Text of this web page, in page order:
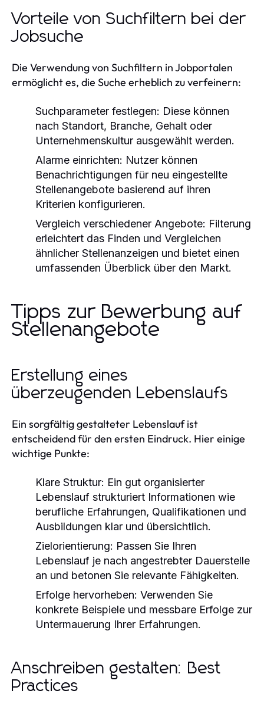
Vorteile von Suchfiltern bei der
Jobsuche
Die Verwendung von Suchfiltern in Jobportalen
ermöglicht es, die Suche erheblich zu verfeinern:
Suchparameter festlegen: Diese können
nach Standort, Branche, Gehalt oder
Unternehmenskultur ausgewählt werden.
Alarme einrichten: Nutzer können
Benachrichtigungen für neu eingestellte
Stellenangebote basierend auf ihren
Kriterien konfigurieren.
Vergleich verschiedener Angebote: Filterung
erleichtert das Finden und Vergleichen
ähnlicher Stellenanzeigen und bietet einen
umfassenden Überblick über den Markt.
Tipps zur Bewerbung auf
Stellenangebote
Erstellung eines
überzeugenden Lebenslaufs
Ein sorgfältig gestalteter Lebenslauf ist
entscheidend für den ersten Eindruck. Hier einige
wichtige Punkte:
Klare Struktur: Ein gut organisierter
Lebenslauf strukturiert Informationen wie
berufliche Erfahrungen, Qualifikationen und
Ausbildungen klar und übersichtlich.
Zielorientierung: Passen Sie Ihren
Lebenslauf je nach angestrebter Dauerstelle
an und betonen Sie relevante Fähigkeiten.
Erfolge hervorheben: Verwenden Sie
konkrete Beispiele und messbare Erfolge zur
Untermauerung Ihrer Erfahrungen.
Anschreiben gestalten: Best
Practices